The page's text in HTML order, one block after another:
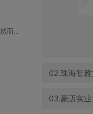
在东莞这座充满机遇和活力的城市，许多单身男士都渴望找到合适的伴侣，步入婚姻的殿堂。然而，快